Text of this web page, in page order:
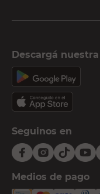
Descargá
Seguinos en
Medios de pago